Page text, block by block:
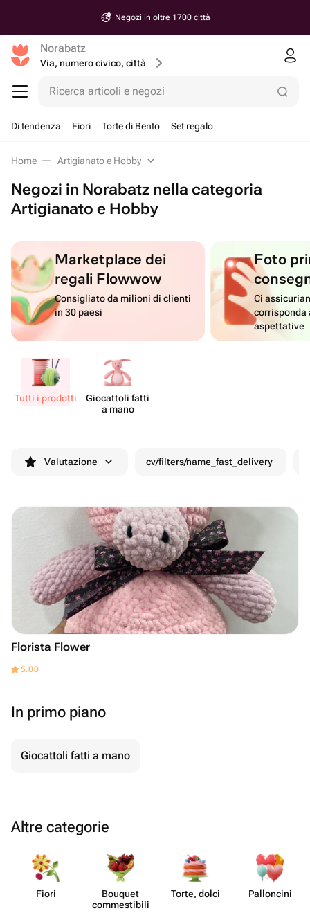
Consegna a partire da 30 minuti
Norabatz
Via, numero civico, città
Ricerca articoli e negozi
Di tendenza Fiori Torte di Bento Set regalo
Home Artigianato e Hobby
Negozi in Norabatz nella categoria
Artigianato e Hobby
Marketplace dei
regali Flowwow
Consigliato da milioni di clienti
in 30 paesi
Foto
Ci
corrisponda
aspettative
Tutti i prodotti
Gioc​attoli fatti
a mano
Valutazione cv/filters/name_fast_delivery
Florista Flower
5.00
In primo piano
Giocattoli fatti a mano
Altre categorie
Fiori
Bouquet
commes​tibili
Torte, dolci Pall​oncini